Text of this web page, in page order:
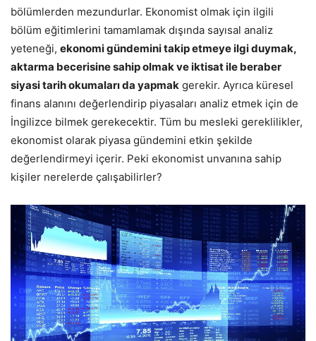
bölümlerden mezundurlar. Ekonomist olmak için ilgili
bölüm eğitimlerini tamamlamak dışında sayısal analiz
yeteneği, ekonomi gündemini takip etmeye ilgi duymak,
aktarma becerisine sahip olmak ve iktisat ile beraber
siyasi tarih okumaları da yapmak gerekir. Ayrıca küresel
finans alanını değerlendirip piyasaları analiz etmek için de
İngilizce bilmek gerekecektir. Tüm bu mesleki gereklilikler,
ekonomist olarak piyasa gündemini etkin şekilde
değerlendirmeyi içerir. Peki ekonomist unvanına sahip
kişiler nerelerde çalışabilirler?